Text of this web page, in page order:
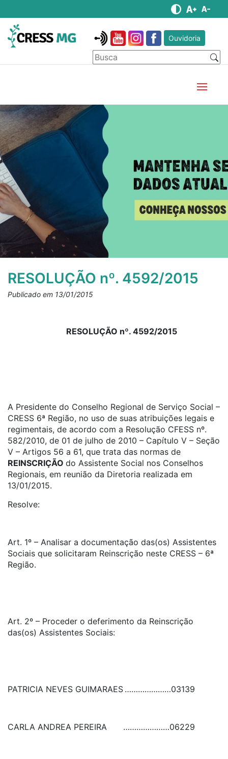
Ouvidoria
RESOLUÇÃO nº. 4592/2015
Publicado em 13/01/2015
RESOLUÇÃO nº. 4592/2015
A Presidente do Conselho Regional de Serviço Social –
CRESS 6ª Região, no uso de suas atribuições legais e
regimentais, de acordo com a Resolução CFESS nº.
582/2010, de 01 de julho de 2010 – Capítulo V – Seção
V – Artigos 56 a 61, que trata das normas de
REINSCRIÇÃO do Assistente Social nos Conselhos
Regionais, em reunião da Diretoria realizada em
13/01/2015.
Resolve:
Art. 1º – Analisar a documentação das(os) Assistentes
Sociais que solicitaram Reinscrição neste CRESS – 6ª
Região.
Art. 2º – Proceder o deferimento da Reinscrição
das(os) Assistentes Sociais:
PATRICIA NEVES GUIMARAES …………………03139
CARLA ANDREA PEREIRA …………………06229